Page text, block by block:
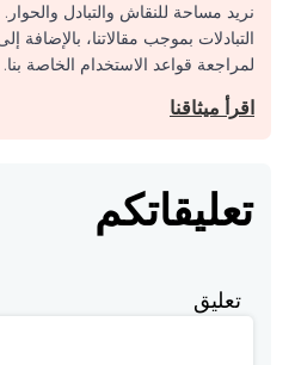
نريد مساحة للنقاش والتبادل
التبادلات بموجب مقالاتنا،
لمراجعة قواعد الاستخدام الخاصة بنا.
اقرأ ميثاقنا
تعليقاتكم
تعليق